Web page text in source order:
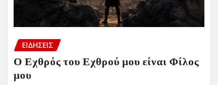
ΕΙΔΗΣΕΙΣ
Ο Εχθρός του Εχθρού μου είναι Φίλος
μου